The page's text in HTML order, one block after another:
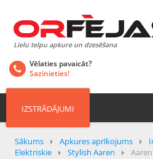
Lielu telpu apkure un dzesēšana
Vēlaties pavaicāt?
Sazinieties!
IZSTRĀDĀJUMI
Sākums Apkures aprīkojums
Elektriskie
Stylish Aaren